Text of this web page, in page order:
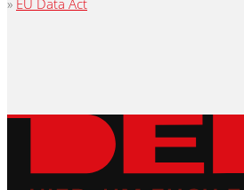
» EU Data Act